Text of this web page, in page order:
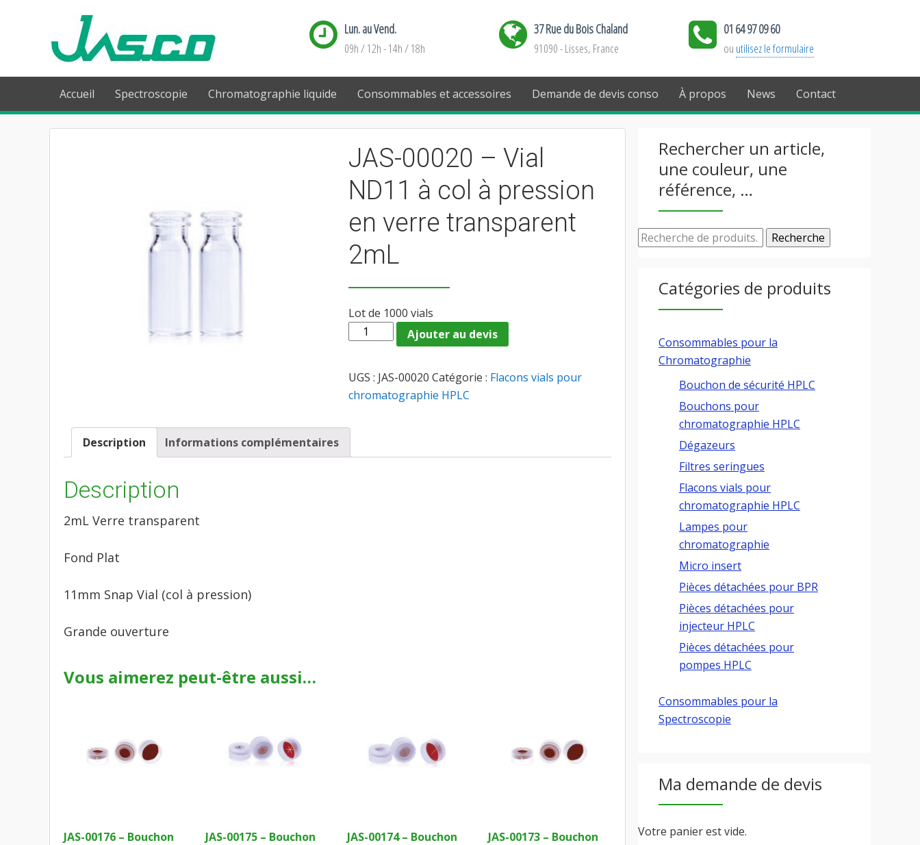
Lun. au Vend.
09h / 12h - 14h / 18h
37 Rue du Bois Chaland
91090 - Lisses, France
01 64 97 09 60
ou utilisez le formulaire
Accueil Spectroscopie Chromatographie liquide Consommables et accessoires Demande de devis conso À propos News Contact
JAS-00020 – Vial
ND11 à col à pression
en verre transparent
2mL
Lot de 1000 vials
quantité
00020
-
à
Ajouter au devis
UGS : JAS-00020 Catégorie : Flacons vials pour
chromatographie HPLC
Description Informations complémentaires
Description
2mL Verre transparent
Fond Plat
11mm Snap Vial (col à pression)
Grande ouverture
Vous aimerez peut-être aussi…
JAS-00176 – Bouchon
JAS-00175 – Bouchon
JAS-00174 – Bouchon
JAS-00173 – Bouchon
Rechercher un article,
une couleur, une
référence, …
Recherche
Catégories de produits
Consommables pour la
Chromatographie
Bouchon de sécurité HPLC
Bouchons pour
chromatographie HPLC
Dégazeurs
Filtres seringues
Flacons vials pour
chromatographie HPLC
Lampes pour
chromatographie
Micro insert
Pièces détachées pour BPR
Pièces détachées pour
injecteur HPLC
Pièces détachées pour
pompes HPLC
Consommables pour la
Spectroscopie
Ma demande de devis
Votre panier est vide.